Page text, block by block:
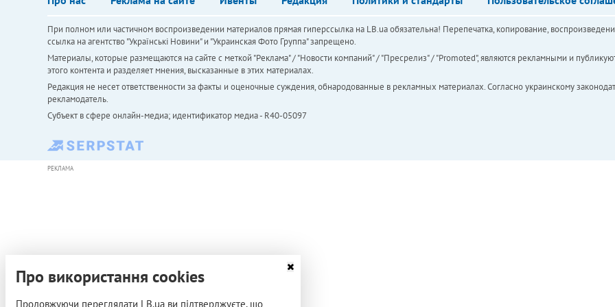
При полном или частичном воспроизведении материалов прямая гиперссылка на LB.ua обязательна! Перепечатка, копирование,
ссылка на агентство "Українськi Новини" и "Украинская Фото Группа" запрещено.
Материалы, которые размещаются на сайте с меткой "Реклама" / "Новости компаний" / "Пресрелиз" / "Promoted", являются рекламными и
этого контента и разделяет мнения, высказанные в этих материалах.
Редакция не несет ответственности за факты и оценочные суждения, обнародованные в рекламных материалах. Согласно украинскому
рекламодатель.
Субъект в сфере онлайн-медиа; идентификатор медиа - R40-05097
РЕКЛАМА
Про використання cookies
Продовжуючи переглядати LB.ua ви підтверджуєте, що